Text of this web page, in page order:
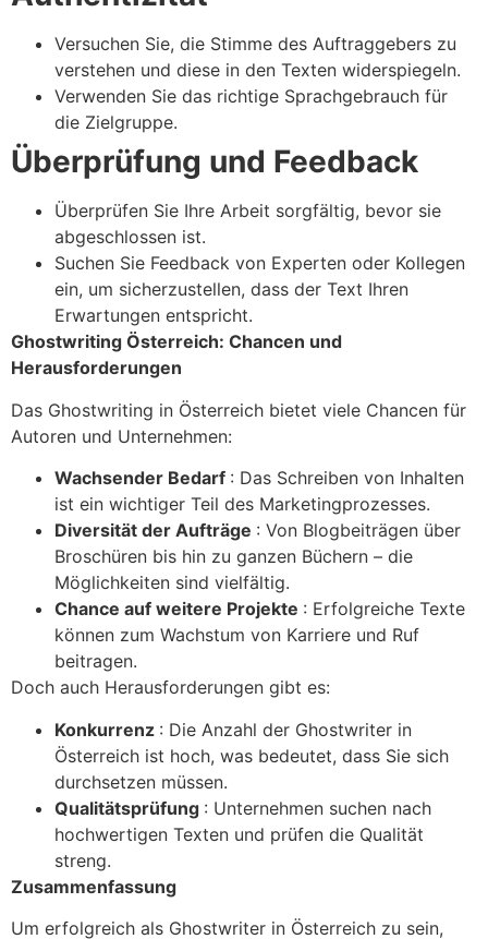
Versuchen Sie, die Stimme des Auftraggebers zu
verstehen und diese in den Texten widerspiegeln.
Verwenden Sie das richtige Sprachgebrauch für
die Zielgruppe.
Überprüfung und Feedback
Überprüfen Sie Ihre Arbeit sorgfältig, bevor sie
abgeschlossen ist.
Suchen Sie Feedback von Experten oder Kollegen
ein, um sicherzustellen, dass der Text Ihren
Erwartungen entspricht.
Ghostwriting Österreich: Chancen und
Herausforderungen
Das Ghostwriting in Österreich bietet viele Chancen für
Autoren und Unternehmen:
Wachsender Bedarf : Das Schreiben von Inhalten
ist ein wichtiger Teil des Marketingprozesses.
Diversität der Aufträge : Von Blogbeiträgen über
Broschüren bis hin zu ganzen Büchern – die
Möglichkeiten sind vielfältig.
Chance auf weitere Projekte : Erfolgreiche Texte
können zum Wachstum von Karriere und Ruf
beitragen.
Doch auch Herausforderungen gibt es:
Konkurrenz : Die Anzahl der Ghostwriter in
Österreich ist hoch, was bedeutet, dass Sie sich
durchsetzen müssen.
Qualitätsprüfung : Unternehmen suchen nach
hochwertigen Texten und prüfen die Qualität
streng.
Zusammenfassung
Um erfolgreich als Ghostwriter in Österreich zu sein,